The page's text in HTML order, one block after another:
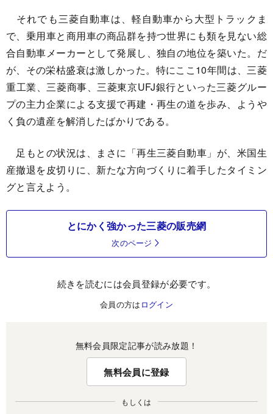
それでも三菱自動車は、軽自動車から大型トラックま
で、乗用車と商用車の商品群を持つ世界にも類を見ない総
合自動車メーカーとして発展し、独自の地位を築いた。だ
が、その栄枯盛衰は激しかった。特にここ10年間は、三菱
重工業、三菱商事、三菱東京UFJ銀行といった三菱グルー
プの主力企業による支援で再建・再生の道を歩み、ようや
く負の遺産を解消したばかりである。
足もとの状況は、まさに「再生三菱自動車」が、米国生
産撤退を皮切りに、新たな方向づくりに着手したタイミン
グと言えよう。
とにかく強かった三菱の販売網
次のページ
続きを読むには会員登録が必要です。
会員の方は ログイン
無料会員限定記事が読み放題！
無料会員に登録
もしくは